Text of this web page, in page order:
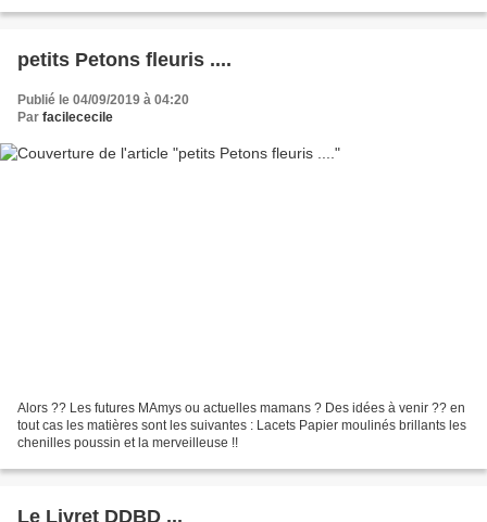
petits Petons fleuris ....
Publié le 04/09/2019 à 04:20
Par facilececile
Alors ?? Les futures MAmys ou actuelles mamans ? Des idées à venir ?? en
tout cas les matières sont les suivantes : Lacets Papier moulinés brillants les
chenilles poussin et la merveilleuse !!
Le Livret DDBD ...